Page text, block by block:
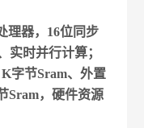
器，16位同步
实时并行计算；
字节Sram、外置
Sram，硬件资源